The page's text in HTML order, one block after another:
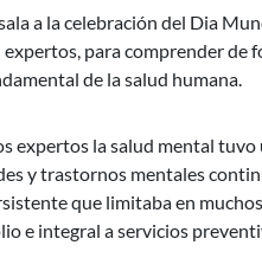
a la celebración del Dia
para comprender de
de la salud humana.
expertos la salud mental
y trastornos mentales
que limitaba en
e integral a servicios